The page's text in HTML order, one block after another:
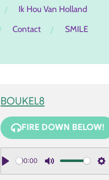
Ik Hou Van Holland
Contact
SMILE
BOUKEL8
FIRE DOWN BELOW!
P
00:00
M
S